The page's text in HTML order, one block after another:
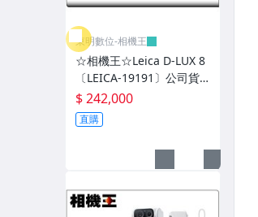
PIXEL 快門線/觸發器
螢幕保護貼、清潔用品
相機包-PGYTECH
相機包-Tenba
相機包-Manfrotto
相機包-National Geographic
東明數位-相機王
☆相機王☆Leica D-LUX 8
〔LEICA-19191〕公司貨
(2)
$ 242,000
直購